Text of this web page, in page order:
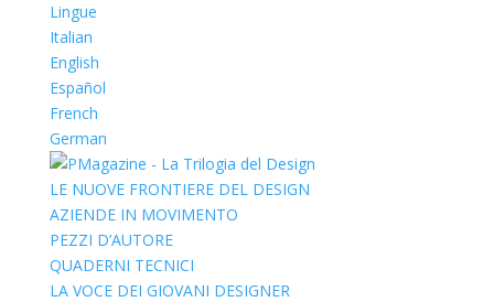
Lingue
Italian
English
Español
French
German
LE NUOVE FRONTIERE DEL DESIGN
AZIENDE IN MOVIMENTO
PEZZI D’AUTORE
QUADERNI TECNICI
LA VOCE DEI GIOVANI DESIGNER